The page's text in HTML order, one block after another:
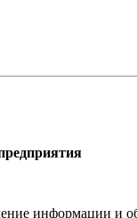
информации и